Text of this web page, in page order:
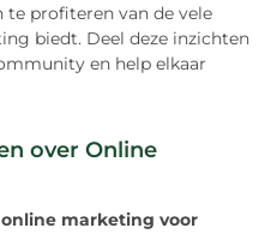
te profiteren van de vele
biedt. Deel deze inzichten
en help elkaar
over Online
marketing voor